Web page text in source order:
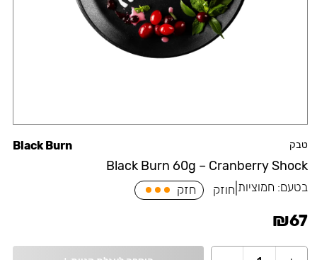
טבק
Black Burn 60g – Cranberry Shock
Black Burn
בטעם: חמוציות חוזק חזק
₪67